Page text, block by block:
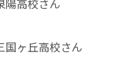
高校さん
ヶ丘高校さん